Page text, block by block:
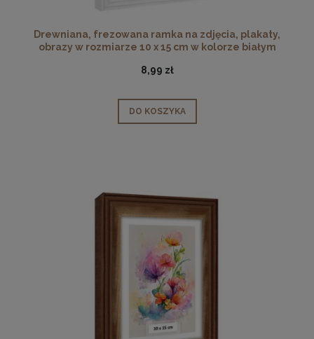
Drewniana, frezowana ramka na zdjęcia, plakaty,
obrazy w rozmiarze 10 x 15 cm w kolorze białym
8,99 zł
DO KOSZYKA